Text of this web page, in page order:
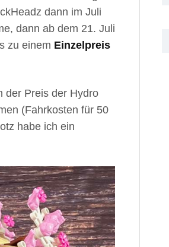
dann im Juli
dann ab dem 21. Juli
zu einem Einzelpreis
der Preis der Hydro
(Fahrkosten für 50
habe ich ein